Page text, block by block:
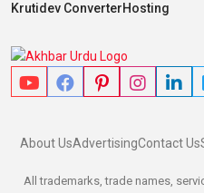
Krutidev ConverterHosting
About UsAdvertisingContact Us
All trademarks, trade names,